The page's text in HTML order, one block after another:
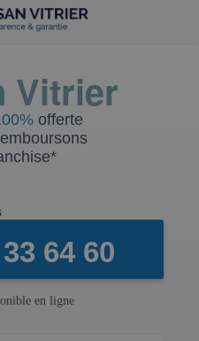
Vitrier
offerte
64 60
en ligne